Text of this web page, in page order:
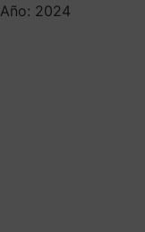
Año: 2024